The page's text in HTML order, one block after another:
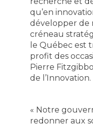
qu’en
développer de
créneau
le Québec est
profit des
Pierre
de l’Innovation.
« Notre
redonner aux